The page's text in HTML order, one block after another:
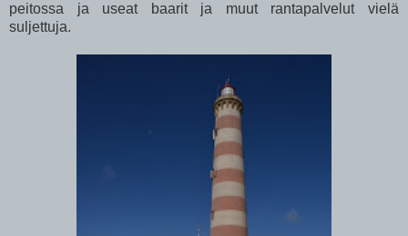
peitossa ja useat baarit ja muut rantapalvelut vielä
suljettuja.